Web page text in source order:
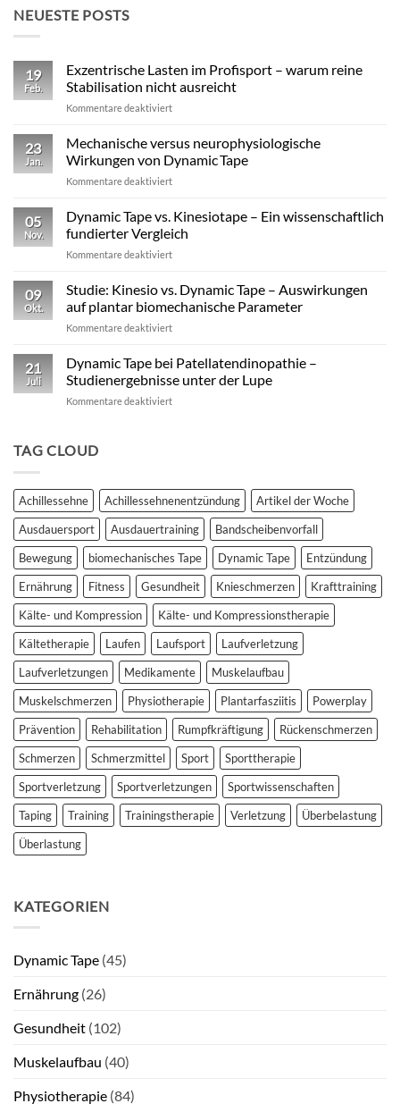
NEUESTE POSTS
19
Feb.
Exzentrische Lasten im Profisport – warum reine
Stabilisation nicht ausreicht
Kommentare deaktiviertfür
Profisport
–
reine
Stabilisation
ausreicht
23
Jan.
Mechanische versus neurophysiologische
Wirkungen von Dynamic Tape
Kommentare deaktiviertfür
versus
neurophysiologische
Wirkungen
von
05
Nov.
Dynamic Tape vs. Kinesiotape – Ein wissenschaftlich
fundierter Vergleich
Kommentare deaktiviertfür
Tape
Kinesiotape
–
wissenschaftlich
fundierter
09
Okt.
Studie: Kinesio vs. Dynamic Tape – Auswirkungen
auf plantar biomechanische Parameter
Kommentare deaktiviertfür
Kinesio
Dynamic
Tape
Parameter
21
Juli
Dynamic Tape bei Patellatendinopathie –
Studienergebnisse unter der Lupe
Kommentare deaktiviertfür
Studienergebnisse
unter
der
Lupe
TAG CLOUD
Achillessehne Achillessehnenentzündung
Artikel der Woche
Ausdauersport
Ausdauertraining
Bandscheibenvorfall
Bewegung
biomechanisches Tape Dynamic Tape
Entzündung
Ernährung
Fitness Gesundheit Knieschmerzen
Krafttraining
Kälte- und Kompression
Kälte- und Kompressionstherapie
Kältetherapie
Laufen Laufsport
Laufverletzung
Laufverletzungen
Medikamente
Muskelaufbau
Muskelschmerzen
Physiotherapie Plantarfasziitis
Powerplay
Prävention
Rehabilitation Rumpfkräftigung
Rückenschmerzen
Schmerzen
Schmerzmittel Sport
Sporttherapie
Sportverletzung
Sportverletzungen
Sportwissenschaften
Taping
Training Trainingstherapie Verletzung
Überbelastung
Überlastung
KATEGORIEN
Dynamic Tape (45)
Ernährung (26)
Gesundheit (102)
Muskelaufbau (40)
Physiotherapie (84)